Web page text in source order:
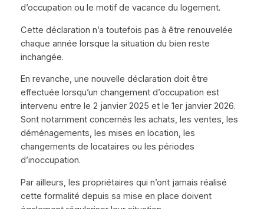
d’occupation ou le motif de vacance du logement.
Cette déclaration n’a toutefois pas à être renouvelée
chaque année lorsque la situation du bien reste
inchangée.
En revanche, une nouvelle déclaration doit être
effectuée lorsqu’un changement d’occupation est
intervenu entre le 2 janvier 2025 et le 1er janvier 2026.
Sont notamment concernés les achats, les ventes, les
déménagements, les mises en location, les
changements de locataires ou les périodes
d’inoccupation.
Par ailleurs, les propriétaires qui n’ont jamais réalisé
cette formalité depuis sa mise en place doivent